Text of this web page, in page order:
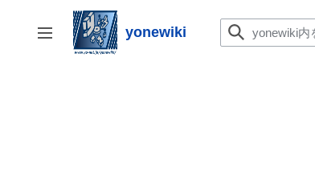
ン
サイドバーの切り替え yonewiki